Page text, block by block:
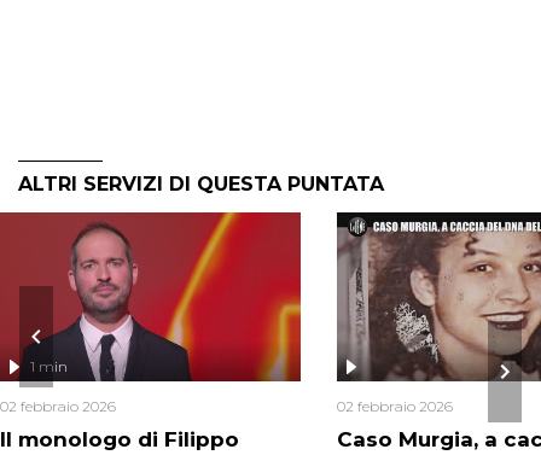
ALTRI SERVIZI DI QUESTA PUNTATA
Il monologo di Filippo
1 min
02 febbraio 2026
Caso Murgia, a
02 febbraio 2026